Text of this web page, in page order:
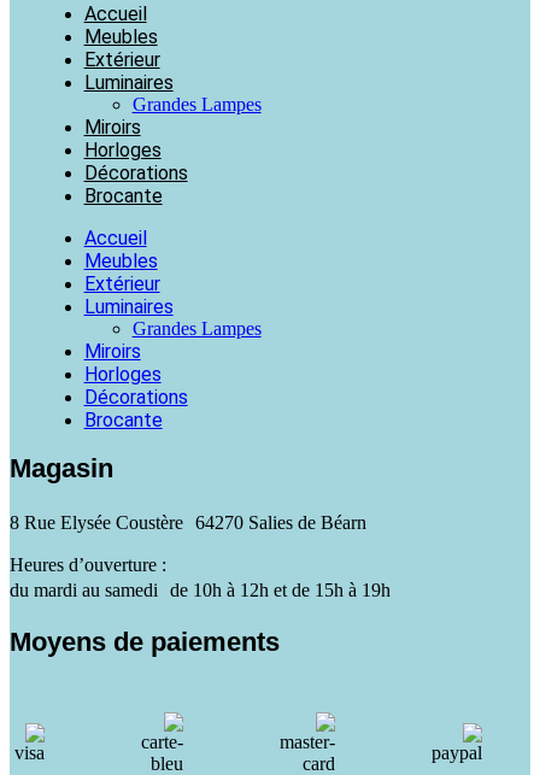
Accueil
Meubles
Extérieur
Luminaires
Grandes Lampes
Miroirs
Horloges
Décorations
Brocante
Accueil
Meubles
Extérieur
Luminaires
Grandes Lampes
Miroirs
Horloges
Décorations
Brocante
Magasin
8 Rue Elysée Coustère 64270 Salies de Béarn
Heures d’ouverture :
du mardi au samedi de 10h à 12h et de 15h à 19h
Moyens de paiements